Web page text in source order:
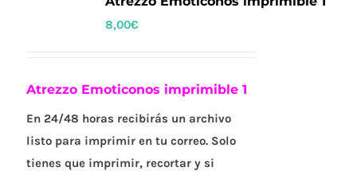
8,00€
Atrezzo Emoticonos imprimible 1
En 24/48 horas recibirás un archivo
listo para imprimir en tu correo. Solo
tienes que imprimir, recortar y si